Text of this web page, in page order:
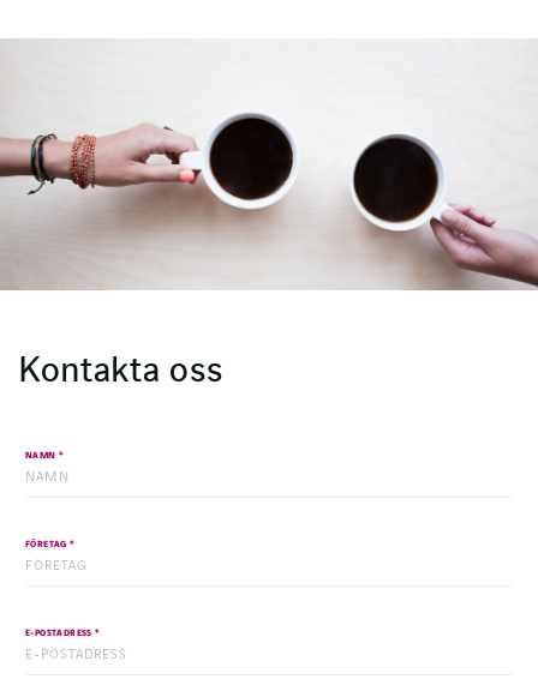
INSTAGRAM
FACEBOOKLINKEDINYOUTUBE
Kontakta oss
NAMN *
FÖRETAG *
E-POSTADRESS *